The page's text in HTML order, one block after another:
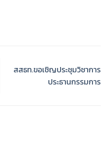
สสธท.ขอเชิญประชุมวิชาการ
ประธานกรรมการ